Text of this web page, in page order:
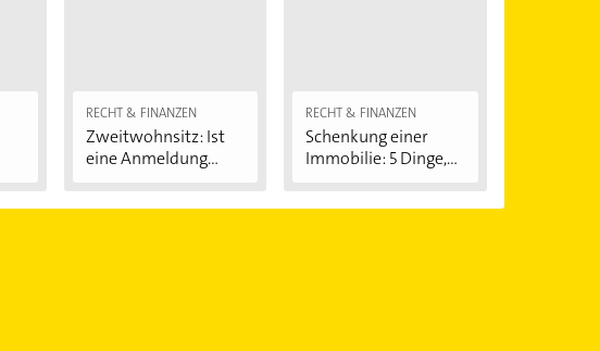
RECHT & FINANZEN
Zweitwohnsitz: Ist
eine Anmeldung...
RECHT & FINANZEN
Schenkung einer
Immobilie: 5 Dinge,...